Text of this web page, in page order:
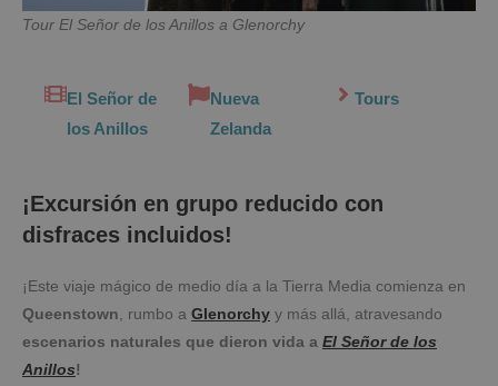
Tour El Señor de los Anillos a Glenorchy
El Señor de
los Anillos
Nueva
Zelanda
Tours
¡Excursión en grupo reducido con
disfraces incluidos!
¡Este viaje mágico de medio día a la Tierra Media comienza en
Queenstown , rumbo a Glenorchy y más allá, atravesando
escenarios naturales que dieron vida a El Señor de los
Anillos!